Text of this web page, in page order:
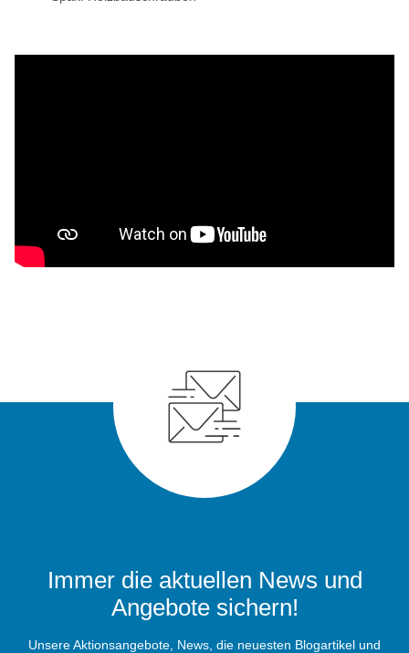
Immer die aktuellen News und
Angebote sichern!
Unsere Aktionsangebote, News, die neuesten Blogartikel und